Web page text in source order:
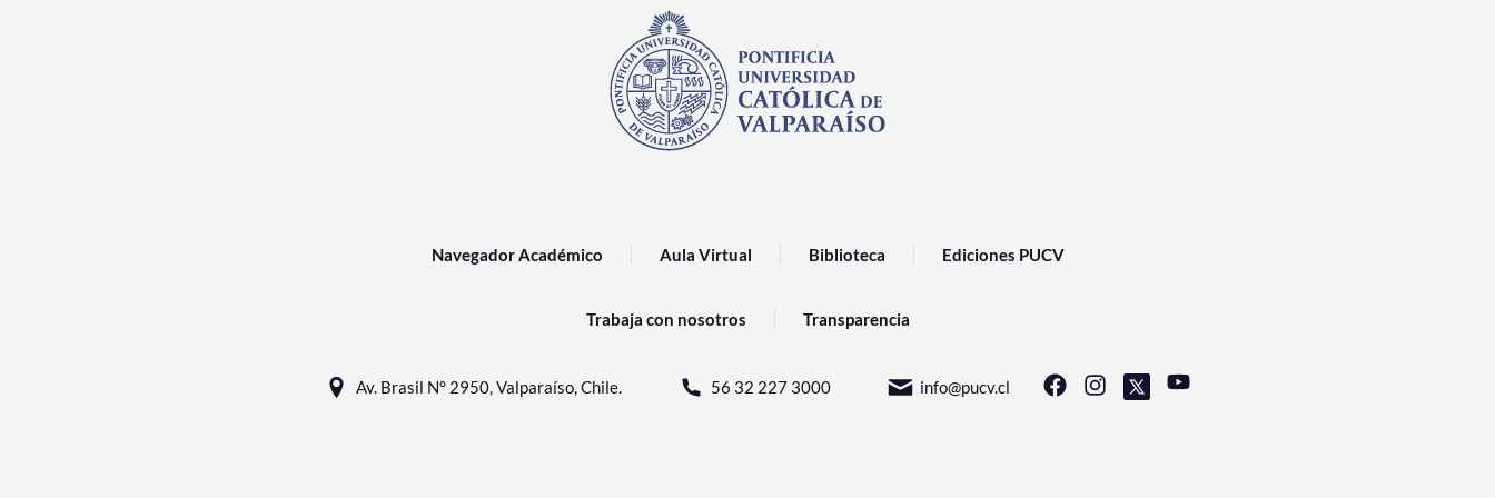
Navegador Académico Aula Virtual Biblioteca Ediciones PUCV
Trabaja con nosotros Transparencia
Av. Brasil N° 2950, Valparaíso, Chile. 56 32 227 3000 info@pucv.cl